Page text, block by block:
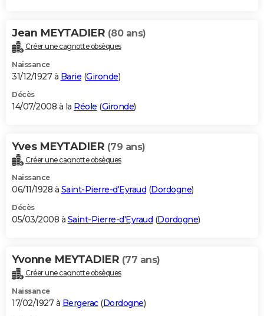
Jean MEYTADIER (80 ans)
Créer une cagnotte obsèques
Naissance
31/12/1927 à Barie (Gironde)
Décès
14/07/2008 à la Réole (Gironde)
Yves MEYTADIER (79 ans)
Créer une cagnotte obsèques
Naissance
06/11/1928 à Saint-Pierre-d'Eyraud (Dordogne)
Décès
05/03/2008 à Saint-Pierre-d'Eyraud (Dordogne)
Yvonne MEYTADIER (77 ans)
Créer une cagnotte obsèques
Naissance
17/02/1927 à Bergerac(Dordogne)